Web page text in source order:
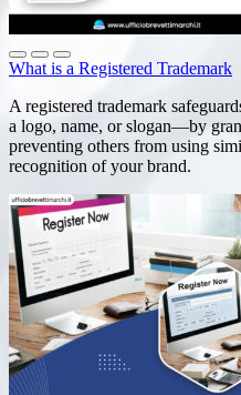
What is a Registered Trademark
A registered trademark
a logo, name, or slogan—by
preventing others from using
recognition of your brand.